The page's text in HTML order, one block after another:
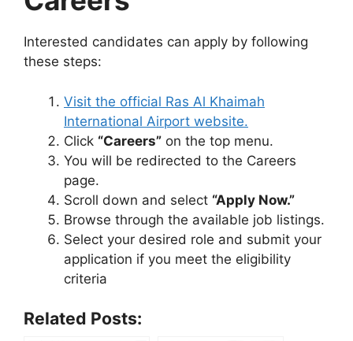
Interested candidates can apply by following
these steps:
Visit the official Ras Al Khaimah
International Airport website.
Click “Careers” on the top menu.
You will be redirected to the Careers
page.
Scroll down and select “Apply Now.”
Browse through the available job listings.
Select your desired role and submit your
application if you meet the eligibility
criteria
Related Posts: